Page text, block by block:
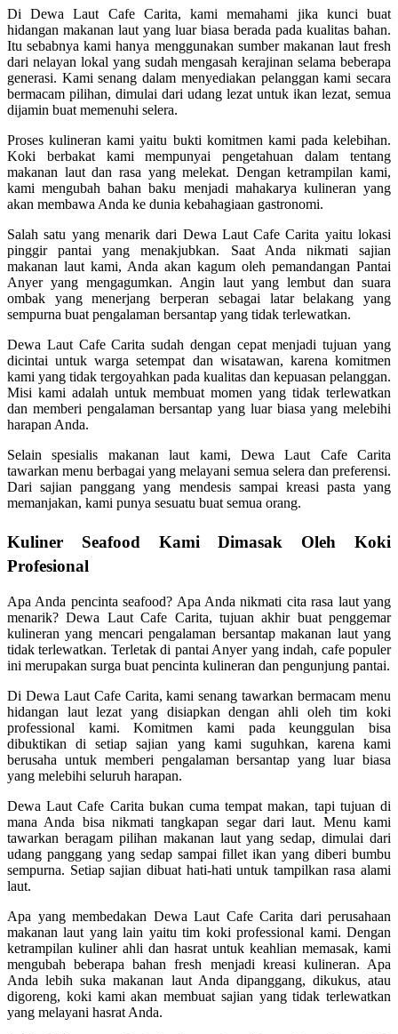
Di Dewa Laut Cafe Carita, kami memahami jika kunci buat
hidangan makanan laut yang luar biasa berada pada kualitas bahan.
Itu sebabnya kami hanya menggunakan sumber makanan laut fresh
dari nelayan lokal yang sudah mengasah kerajinan selama beberapa
generasi. Kami senang dalam menyediakan pelanggan kami secara
bermacam pilihan, dimulai dari udang lezat untuk ikan lezat, semua
dijamin buat memenuhi selera.
Proses kulineran kami yaitu bukti komitmen kami pada kelebihan.
Koki berbakat kami mempunyai pengetahuan dalam tentang
makanan laut dan rasa yang melekat. Dengan ketrampilan kami,
kami mengubah bahan baku menjadi mahakarya kulineran yang
akan membawa Anda ke dunia kebahagiaan gastronomi.
Salah satu yang menarik dari Dewa Laut Cafe Carita yaitu lokasi
pinggir pantai yang menakjubkan. Saat Anda nikmati sajian
makanan laut kami, Anda akan kagum oleh pemandangan Pantai
Anyer yang mengagumkan. Angin laut yang lembut dan suara
ombak yang menerjang berperan sebagai latar belakang yang
sempurna buat pengalaman bersantap yang tidak terlewatkan.
Dewa Laut Cafe Carita sudah dengan cepat menjadi tujuan yang
dicintai untuk warga setempat dan wisatawan, karena komitmen
kami yang tidak tergoyahkan pada kualitas dan kepuasan pelanggan.
Misi kami adalah untuk membuat momen yang tidak terlewatkan
dan memberi pengalaman bersantap yang luar biasa yang melebihi
harapan Anda.
Selain spesialis makanan laut kami, Dewa Laut Cafe Carita
tawarkan menu berbagai yang melayani semua selera dan preferensi.
Dari sajian panggang yang mendesis sampai kreasi pasta yang
memanjakan, kami punya sesuatu buat semua orang.
Kuliner Seafood Kami Dimasak Oleh Koki
Profesional
Apa Anda pencinta seafood? Apa Anda nikmati cita rasa laut yang
menarik? Dewa Laut Cafe Carita, tujuan akhir buat penggemar
kulineran yang mencari pengalaman bersantap makanan laut yang
tidak terlewatkan. Terletak di pantai Anyer yang indah, cafe populer
ini merupakan surga buat pencinta kulineran dan pengunjung pantai.
Di Dewa Laut Cafe Carita, kami senang tawarkan bermacam menu
hidangan laut lezat yang disiapkan dengan ahli oleh tim koki
professional kami. Komitmen kami pada keunggulan bisa
dibuktikan di setiap sajian yang kami suguhkan, karena kami
berusaha untuk memberi pengalaman bersantap yang luar biasa
yang melebihi seluruh harapan.
Dewa Laut Cafe Carita bukan cuma tempat makan, tapi tujuan di
mana Anda bisa nikmati tangkapan segar dari laut. Menu kami
tawarkan beragam pilihan makanan laut yang sedap, dimulai dari
udang panggang yang sedap sampai fillet ikan yang diberi bumbu
sempurna. Setiap sajian dibuat hati-hati untuk tampilkan rasa alami
laut.
Apa yang membedakan Dewa Laut Cafe Carita dari perusahaan
makanan laut yang lain yaitu tim koki professional kami. Dengan
ketrampilan kuliner ahli dan hasrat untuk keahlian memasak, kami
mengubah beberapa bahan fresh menjadi kreasi kulineran. Apa
Anda lebih suka makanan laut Anda dipanggang, dikukus, atau
digoreng, koki kami akan membuat sajian yang tidak terlewatkan
yang melayani hasrat Anda.